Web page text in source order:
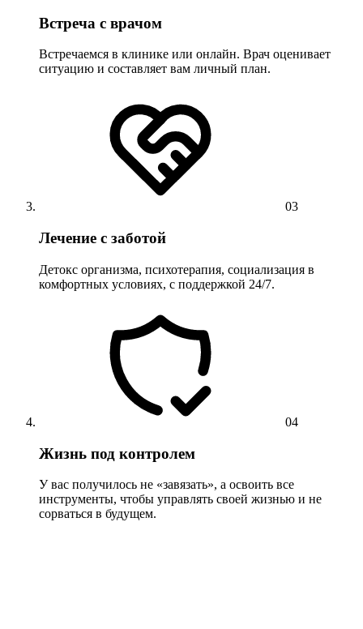
Встреча с врачом
Встречаемся в клинике или онлайн. Врач оценивает
ситуацию и составляет вам личный план.
03
Лечение с заботой
Детокс организма, психотерапия, социализация в
комфортных условиях, с поддержкой 24/7.
04
Жизнь под контролем
У вас получилось не «завязать», а освоить все
инструменты, чтобы управлять своей жизнью и не
сорваться в будущем.